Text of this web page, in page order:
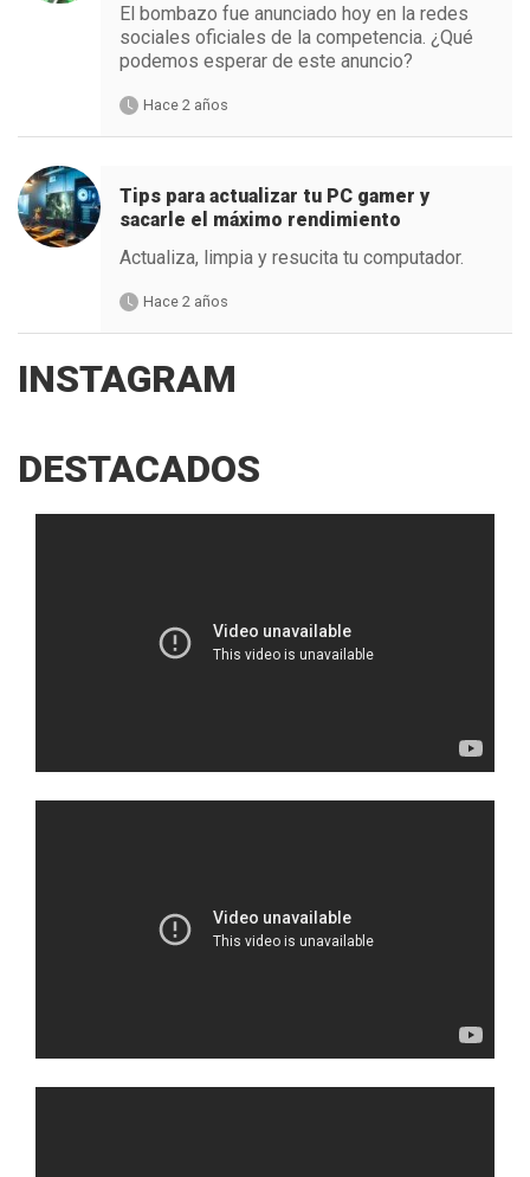
El bombazo fue anunciado hoy en la redes
sociales oficiales de la competencia. ¿Qué
podemos esperar de este anuncio?
Hace 2 años
Tips para actualizar tu PC gamer y
sacarle el máximo rendimiento
Actualiza, limpia y resucita tu computador.
Hace 2 años
INSTAGRAM
DESTACADOS